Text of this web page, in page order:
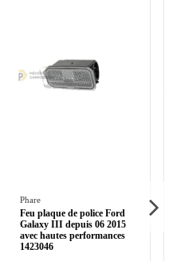
Phare
Feu plaque de police Ford
Galaxy III depuis 06 2015
avec hautes performances
1423046